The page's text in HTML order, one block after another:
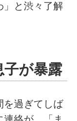
」と渋々了解
子が暴露
を過ぎてしば